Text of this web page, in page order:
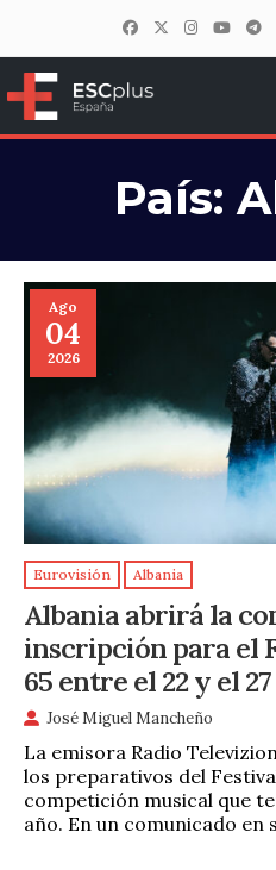
ESCplus España
País:
Ago
04
2026
Eurovisión Albania
Albania abrirá la
inscripción para el
65 entre el 22 y el
José Miguel Mancheño
La emisora Radio
los preparativos del
competición musical que
año. En un comunicado en